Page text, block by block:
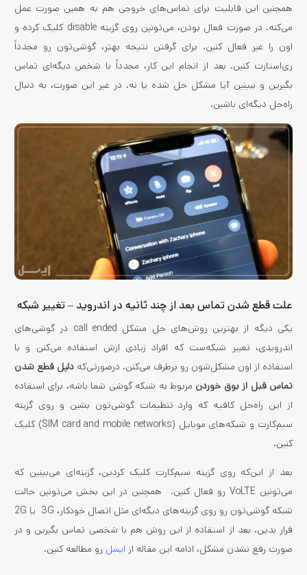
همچنین این قابلیت برای تماس‌های خروجی هم به همین صورت عمل
می‌کنه. در صورت فعال بودن، می‌تونین روی گزینه disable کلیک کرده و
اون را غیر فعال کنین. برای گرفتن نتیجه بهتر، گوشی‌تون رو مجدداً
ری‌استارت کنین. بعد از انجام این کار، مجدداً با شخص دیگه‌ای تماس
بگیرین و ببینین آیا مشکل حل شده یا نه. در غیر این صورت، به دنبال
راه‌حل دیگه‌ای باشین.
علت قطع شدن تماس بعد از چند ثانیه در اندروید – تغییر شبکه
یکی دیگه از بهترین روش‌های حل مشکل call ended در گوشی‌های
اندرویدی، تغییر شبکه‌ست که افراد زیادی ازش استفاده می‌کنن و با
استفاده از اون مشکل‌شون رو برطرف می‌کنن. درصورتی‌که دلیل قطع شدن
تماس قبل از بوق خوردن مربوط به شبکه گوشی شما باشه، برای استفاده
از این راه‌حل کافیه که وارد تنظیمات گوشی‌تون بشین و روی گزینه
سیم‌کارت و شبکه‌های موبایل (SIM card and mobile networks) کلیک
کنین.
بعد از این‌که روی گزینه سیم‌کارت کلیک کردین، گزینه‌ای می‌بینین که
می‌تونین VoLTE رو فعال کنین. همچنین در این بخش می‌تونین حالت
شبکه گوشی‌تون رو روی گزینه‌های دیگه‌ای مثل اتصال خودکار، 3G یا 2G
قرار بدین. بعد از استفاده از این روش هم با شخصی تماس بگیرین و در
صورت رفع نشدن مشکل، ادامه این مقاله از ایسل رو مطالعه کنین.